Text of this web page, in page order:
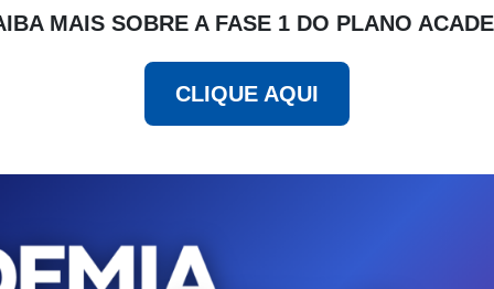
MAIS SOBRE A FASE 1 DO PLANO
CLIQUE AQUI